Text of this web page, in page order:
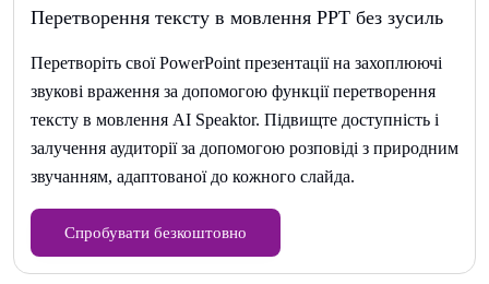
Перетворення тексту в мовлення PPT без зусиль
Перетворіть свої PowerPoint презентації на захоплюючі
звукові враження за допомогою функції перетворення
тексту в мовлення AI Speaktor. Підвищте доступність і
залучення аудиторії за допомогою розповіді з природним
звучанням, адаптованої до кожного слайда.
Спробувати безкоштовно